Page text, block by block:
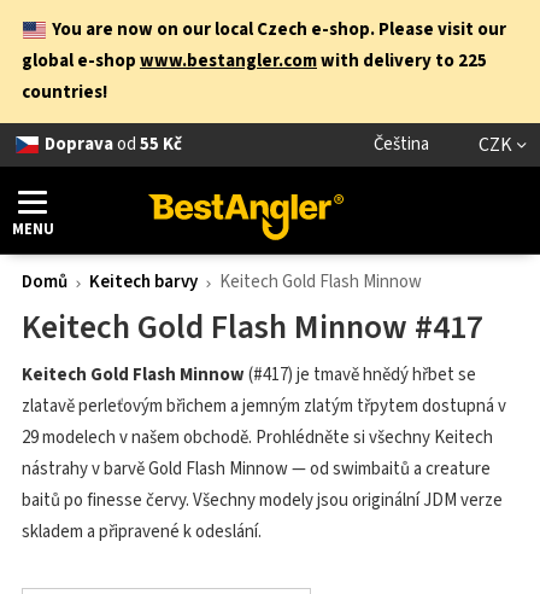
You are now on our local Czech e-shop. Please visit our
global e-shopwww.bestangler.comwith delivery to 225
countries!
Dopravaod55 Kč Čeština CZK
MENU
Domů Keitech barvy Keitech Gold Flash Minnow
Keitech Gold Flash Minnow #417
Keitech Gold Flash Minnow(#417) je tmavě hnědý hřbet se
zlatavě perleťovým břichem a jemným zlatým třpytem dostupná v
29 modelech v našem obchodě. Prohlédněte si všechny Keitech
nástrahy v barvě Gold Flash Minnow — od swimbaitů a creature
baitů po finesse červy. Všechny modely jsou originální JDM verze
skladem a připravené k odeslání.